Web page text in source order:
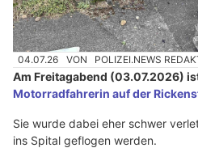
04.07.26 VON POLIZEI.NEWS
Am Freitagabend (03.07.2026)
Motorradfahrerin auf der
Sie wurde dabei eher schwer
ins Spital geflogen werden.